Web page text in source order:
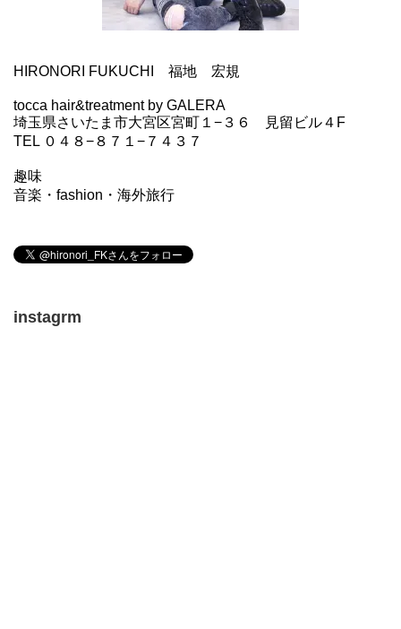
HIRONORI FUKUCHI 福地 宏規
tocca hair&treatment by GALERA
埼玉県さいたま市大宮区宮町１−３６ 見留ビル４F
TEL ０４８−８７１−７４３７
趣味
音楽・fashion・海外旅行
instagrm